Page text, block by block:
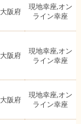
大阪府
現地幸座,オン
ライン幸座
大阪府
現地幸座,オン
ライン幸座
大阪府
現地幸座,オン
ライン幸座